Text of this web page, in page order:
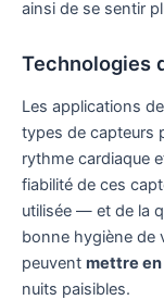
ainsi de se sentir
Technologies
Les applications
types de capteurs
rythme cardiaque
fiabilité de ces
utilisée — et de la
bonne hygiène de
peuvent mettre
nuits paisibles.